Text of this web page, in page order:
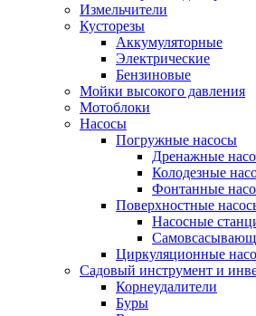
Измельчители
Кусторезы
Аккумуляторные
Электрические
Бензиновые
Мойки высокого давления
Мотоблоки
Насосы
Погружные насосы
Дренажные
Колодезные
Фонтанные
Поверхностные
Насосные
Циркуляционные
Садовый инструмент и
Корнеудалители
Буры